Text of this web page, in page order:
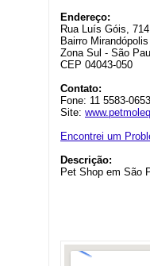
Endereço:
Rua Luís Góis, 714
Bairro
Zona Sul - São
CEP 04043-050
Contato:
Fone: 11 5583-0653
Site:
Encontrei um
Descrição:
Pet Shop em São